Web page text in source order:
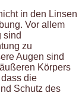
in den Linsen
Vor allem
sind
zu
Augen sind
Körpers
die
Schutz des